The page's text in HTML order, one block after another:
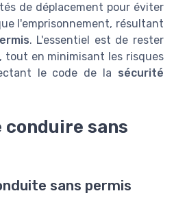
de déplacement pour éviter
l'emprisonnement, résultant
. L'essentiel est de rester
tout en minimisant les risques
le code de la sécurité
conduire sans
sans permis